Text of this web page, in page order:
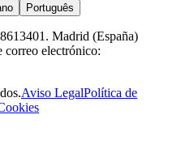
Português
Madrid (España)
correo electrónico:
.Aviso LegalPolítica de